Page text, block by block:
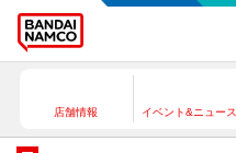
店舗情報 イベント&ニュース